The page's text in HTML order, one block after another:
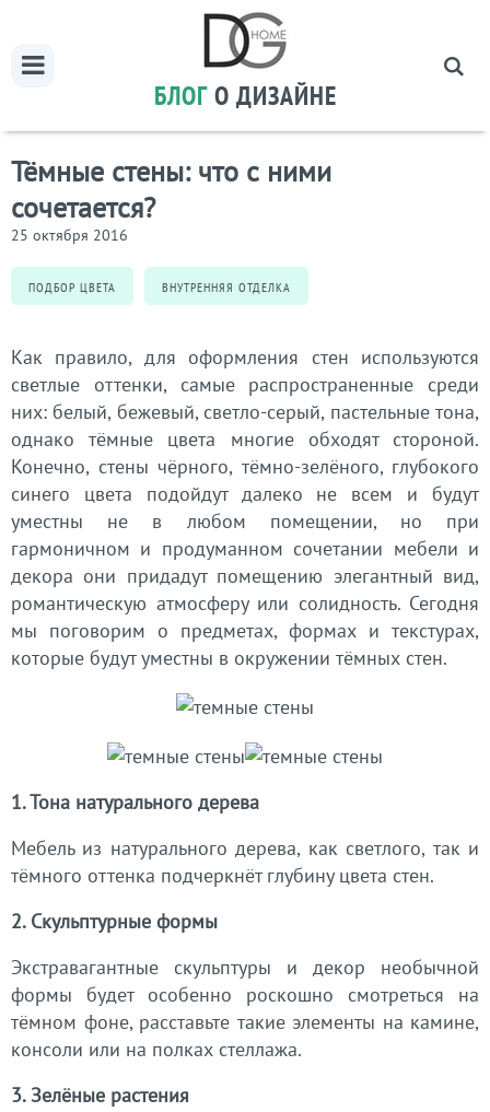
БЛОГ О ДИЗАЙНЕ
Тёмные стены: что с ними
сочетается?
25 октября 2016
ПОДБОР ЦВЕТА ВНУТРЕННЯЯ ОТДЕЛКА
Как правило, для оформления стен используются
светлые оттенки, самые распространенные среди
них: белый, бежевый, светло-серый, пастельные тона,
однако тёмные цвета многие обходят стороной.
Конечно, стены чёрного, тёмно-зелёного, глубокого
синего цвета подойдут далеко не всем и будут
уместны не в любом помещении, но при
гармоничном и продуманном сочетании мебели и
декора они придадут помещению элегантный вид,
романтическую атмосферу или солидность. Сегодня
мы поговорим о предметах, формах и текстурах,
которые будут уместны в окружении тёмных стен.
1. Тона натурального дерева
Мебель из натурального дерева, как светлого, так и
тёмного оттенка подчеркнёт глубину цвета стен.
2. Скульптурные формы
Экстравагантные скульптуры и декор необычной
формы будет особенно роскошно смотреться на
тёмном фоне, расставьте такие элементы на камине,
консоли или на полках стеллажа.
3. Зелёные растения